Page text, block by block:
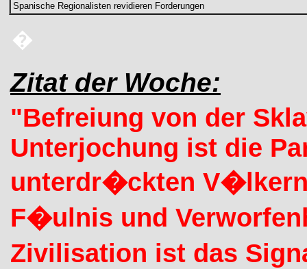
Spanische Regionalisten revidieren Forderungen
�
Zitat der Woche:
"Befreiung von der
Unterjochung ist die
unterdr�ckten
F�ulnis und
Zivilisation ist das